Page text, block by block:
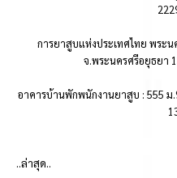
การยาสูบแห่งประเทศไทย พระ
จ.พระนครศรีอยุธยา
อาคารบ้านพักพนักงานยาสูบ : 555
..ล่าสุด..